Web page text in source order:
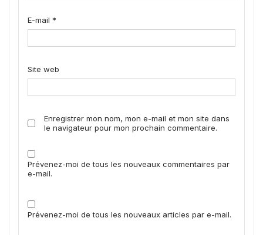
E-mail *
Site web
Enregistrer mon nom, mon e-mail et mon site dans
le navigateur pour mon prochain commentaire.
Prévenez-moi de tous les nouveaux commentaires par
e-mail.
Prévenez-moi de tous les nouveaux articles par e-mail.